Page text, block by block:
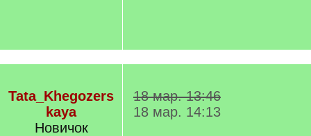
Tata_Khegozers
kaya
Новичок
18 мар. 13:46
18 мар. 14:13